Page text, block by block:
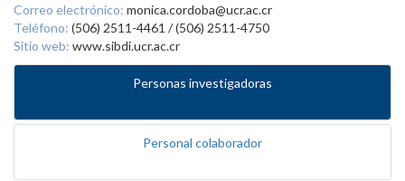
Correo electrónico: monica.cordoba@ucr.ac.cr
Teléfono: (506) 2511-4461 / (506) 2511-4750
Sitio web: www.sibdi.ucr.ac.cr
Personas investigadoras
Personal colaborador